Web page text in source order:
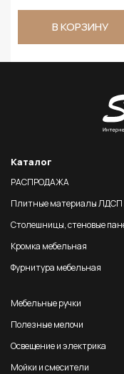
В КОРЗИНУ
Каталог
РАСПРОДАЖА
Плитные материалы ЛДСП
Столешницы, стеновые
Кромка мебельная
Фурнитура мебельная
Мебельные ручки
Полезные мелочи
Освещение и электрика
Мойки и смесители